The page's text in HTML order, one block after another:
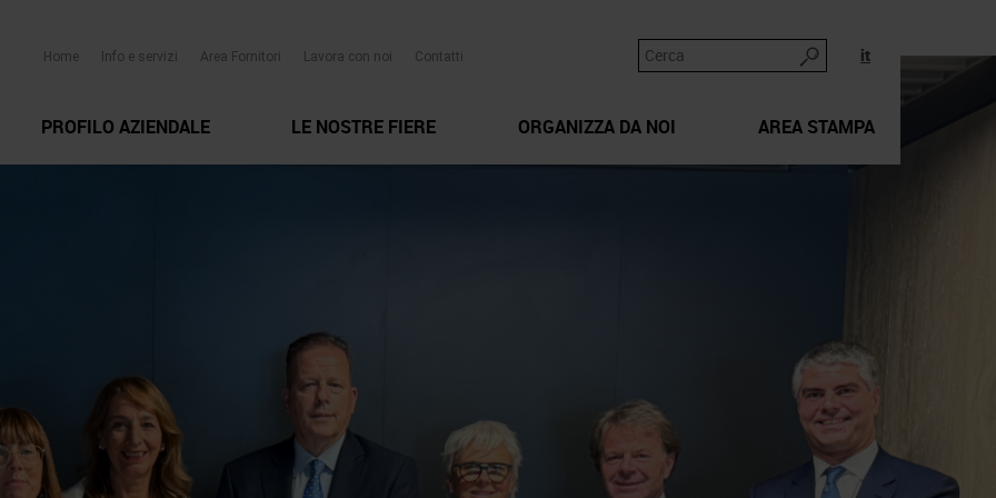
it
Home Info e servizi Area Fornitori Lavora con noi Contatti
PROFILO AZIENDALE LE NOSTRE FIERE ORGANIZZA DA NOI AREA STAMPA